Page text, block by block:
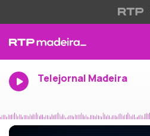
Telejornal Madeira